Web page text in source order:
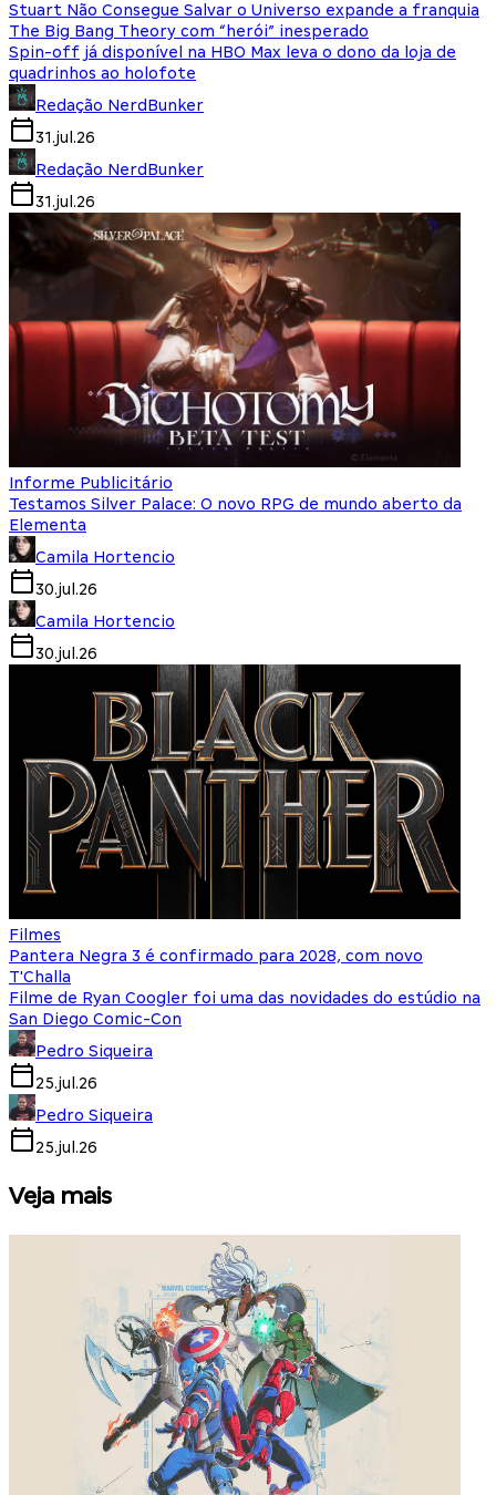
Stuart Não Consegue Salvar o Universo expande a franquia
The Big Bang Theory com “herói” inesperado
Spin-off já disponível na HBO Max leva o dono da loja de
quadrinhos ao holofote
Redação NerdBunker
31.jul.26
Redação NerdBunker
31.jul.26
Informe Publicitário
Testamos Silver Palace: O novo RPG de mundo aberto da
Elementa
Camila Hortencio
30.jul.26
Camila Hortencio
30.jul.26
Filmes
Pantera Negra 3 é confirmado para 2028, com novo
T'Challa
Filme de Ryan Coogler foi uma das novidades do estúdio na
San Diego Comic-Con
Pedro Siqueira
25.jul.26
Pedro Siqueira
25.jul.26
Veja mais